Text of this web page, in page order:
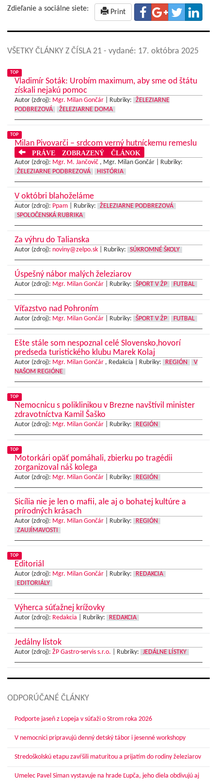
Zdieľanie a sociálne siete: Print
VŠETKY ČLÁNKY Z ČÍSLA 21 - vydané: 17. októbra 2025
TOP
Vladimír Soták: Urobím maximum, aby sme od štátu
získali nejakú pomoc
Autor (zdroj): Mgr. Milan Gončár Rubriky:
ŽELEZIARNE
PODBREZOVÁ
ŽELEZIARNE DOMA
TOP
Milan Pivovarči – srdcom verný hutníckemu remeslu
PRÁVE ZOBRAZENÝ ČLÁNOK
Autor (zdroj): Mgr. M. Jančovič , Mgr. Milan Gončár |
Rubriky:
ŽELEZIARNE PODBREZOVÁ
HISTÓRIA
V októbri blahoželáme
Autor (zdroj): Ppam Rubriky:
ŽELEZIARNE PODBREZOVÁ
SPOLOČENSKÁ RUBRIKA
Za výhru do Talianska
Autor (zdroj): noviny@zelpo.sk Rubriky: SÚKROMNÉ ŠKOLY
Úspešný nábor malých železiarov
Autor (zdroj): Mgr. Milan Gončár Rubriky: ŠPORT V ŽP FUTBAL
Víťazstvo nad Pohroním
Autor (zdroj): Mgr. Milan Gončár Rubriky: ŠPORT V ŽP FUTBAL
Ešte stále som nespoznal celé Slovensko,hovorí
predseda turistického klubu Marek Kolaj
Autor (zdroj): Mgr. Milan Gončár , Redakcia | Rubriky: REGIÓN
V
NAŠOM REGIÓNE
TOP
Nemocnicu s poliklinikou v Brezne navštívil minister
zdravotníctva Kamil Šaško
Autor (zdroj): Mgr. Milan Gončár Rubriky: REGIÓN
TOP
Motorkári opäť pomáhali, zbierku po tragédii
zorganizoval náš kolega
Autor (zdroj): Mgr. Milan Gončár Rubriky: REGIÓN
Sicília nie je len o mafii, ale aj o bohatej kultúre a
prírodných krásach
Autor (zdroj): Mgr. Milan Gončár Rubriky:
REGIÓN
ZAUJÍMAVOSTI
TOP
Editoriál
Autor (zdroj): Mgr. Milan Gončár Rubriky:
REDAKCIA
EDITORIÁLY
Výherca súťažnej krížovky
Autor (zdroj): Redakcia Rubriky: REDAKCIA
Jedálny lístok
Autor (zdroj): ŽP Gastro-servis s.r.o. Rubriky: JEDÁLNE LÍSTKY
ODPORÚČANÉ ČLÁNKY
Podporte jaseň z Lopeja v súťaži o Strom roka 2026
V nemocnici pripravujú denný detský tábor i jesenné workshopy
Stredoškolskú etapu zavŕšili maturitou a prijatím do rodiny železiarov
Umelec Pavel Siman vystavuje na hrade Ľupča, jeho diela obdivujú aj